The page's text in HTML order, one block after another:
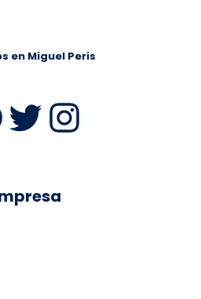
en Miguel Peris
Twitter